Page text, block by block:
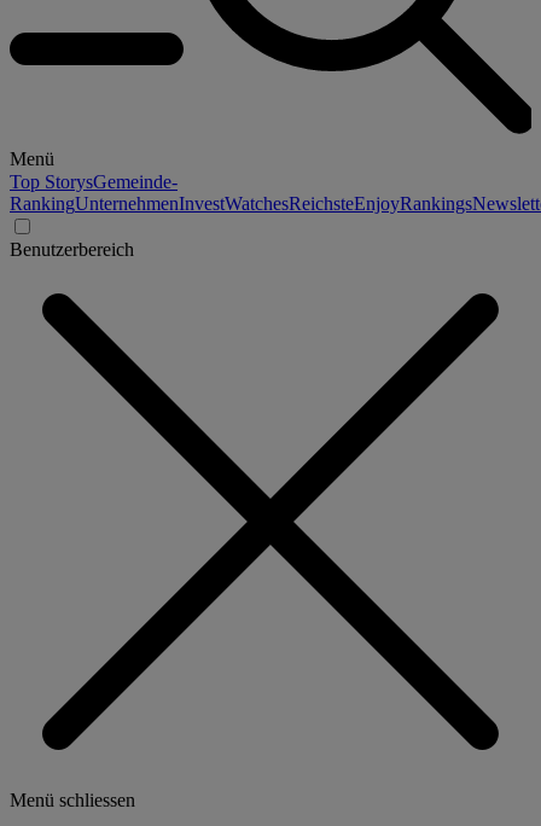
Menü
Top StorysGemeinde-
RankingUnternehmenInvestWatchesReichsteEnjoyRankings
Benutzerbereich
Menü schliessen